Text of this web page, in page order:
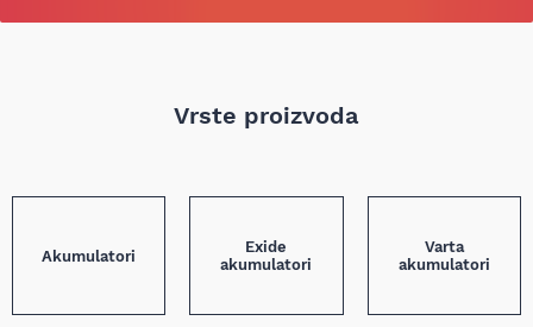
Vrste proizvoda
Akumulatori
Exide
akumulatori
Varta
akumulatori